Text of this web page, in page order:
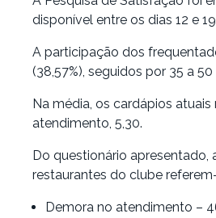
disponível entre os dias 12 e
A participação dos
(38,57%), seguidos por 35 a 50
Na média, os cardápios
atendimento, 5,30.
Do questionário apresentado,
restaurantes do clube
Demora no atendimento –